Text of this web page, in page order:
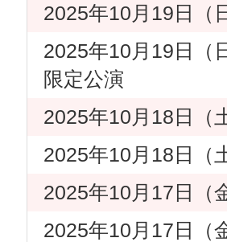
2025年10月19日（
2025年10月19日（
限定公演
2025年10月18日（
2025年10月18日（
2025年10月17日（
2025年10月17日（